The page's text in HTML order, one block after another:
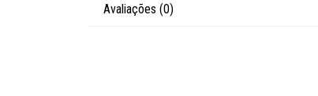
Avaliações (0)